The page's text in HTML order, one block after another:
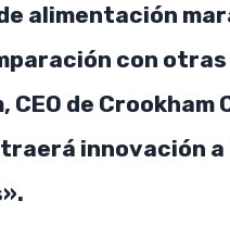
alimentación
con otras
de Crookham
innovación